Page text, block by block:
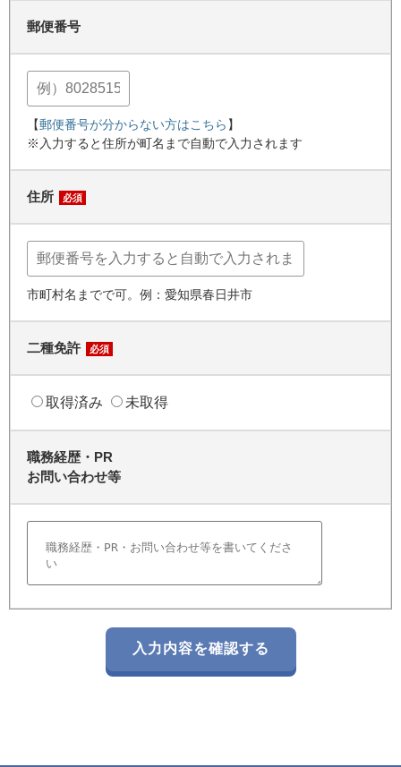
郵便番号
【郵便番号が分からない方はこちら 】
※入力すると住所が町名まで自動で入力されます
住所 必須
市町村名までで可。例：愛知県春日井市
二種免許 必須
取得済み 未取得
職務経歴・PR
お問い合わせ等